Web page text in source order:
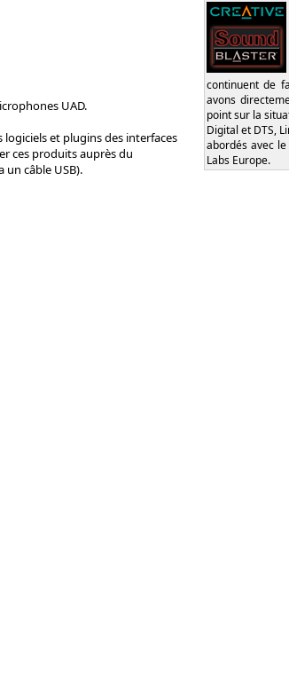
UAD.
et plugins des interfaces
ces produits auprès du
câble USB).
continuent de
avons
point sur la
Digital et DTS,
abordés avec
Labs Europe.